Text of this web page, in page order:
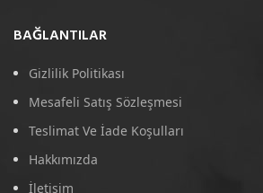
BAĞLANTILAR
Gizlilik Politikası
Mesafeli Satış Sözleşmesi
Teslimat Ve İade Koşulları
Hakkımızda
İletişim